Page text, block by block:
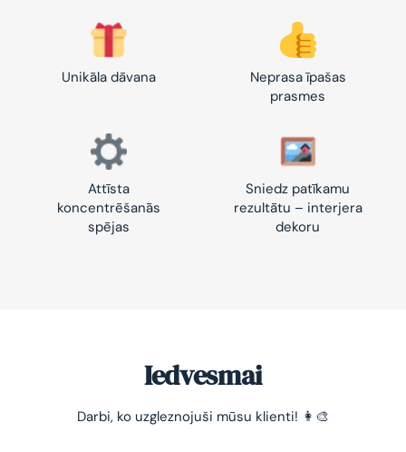
Unikāla dāvana
Neprasa īpašas
prasmes
Attīsta
koncentrēšanās
spējas
Sniedz patīkamu
rezultātu – interjera
dekoru
Iedvesmai
Darbi, ko uzgleznojuši mūsu klienti! 👩‍🎨
-10% pirmajam pasūtījumam
Vienkāršs veids, kā atslābināties un nomierināt